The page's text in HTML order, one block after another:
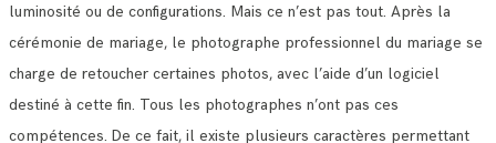
luminosité ou de configurations. Mais ce n’est pas tout. Après la
cérémonie de mariage, le photographe professionnel du mariage se
charge de retoucher certaines photos, avec l’aide d’un logiciel
destiné à cette fin. Tous les photographes n’ont pas ces
compétences. De ce fait, il existe plusieurs caractères permettant